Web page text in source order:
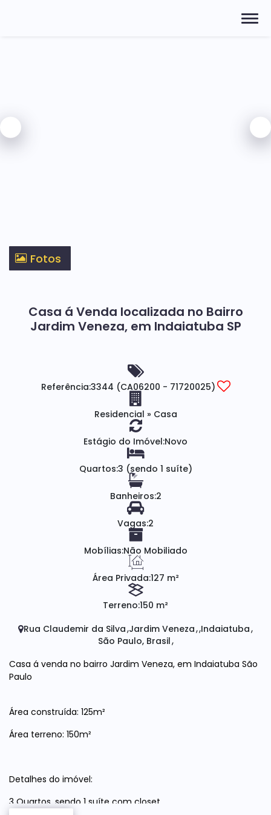
Fotos
Casa á Venda localizada no Bairro
Jardim Veneza, em Indaiatuba SP
Referência:3344 (CA06200 - 71720025)
Residencial » Casa
Estágio do Imóvel:Novo
Quartos:3 (sendo 1 suíte)
Banheiros:2
Vagas:2
Mobílias:Não Mobiliado
Área Privada:127 m²
Terreno:150 m²
Rua Claudemir da Silva Jardim Veneza Indaiatuba
São Paulo, Brasil
Casa á venda no bairro Jardim Veneza, em Indaiatuba São
Paulo
Área construída: 125m²
Área terreno: 150m²
Detalhes do imóvel:
3 Quartos, sendo 1 suíte com closet